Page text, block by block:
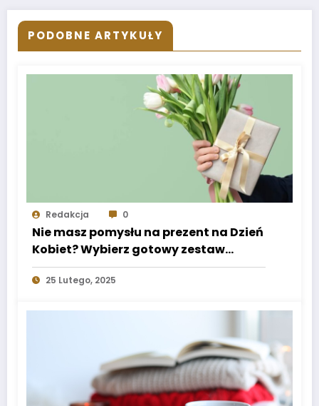
PODOBNE ARTYKUŁY
Redakcja 0
Nie masz pomysłu na prezent na Dzień
Kobiet? Wybierz gotowy zestaw
prezentowy
25 Lutego, 2025